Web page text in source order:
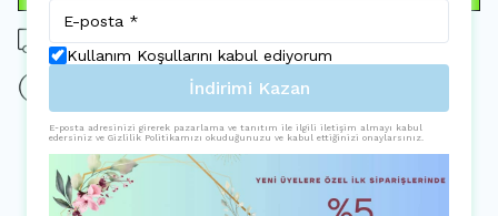
Tüm siparişlerde ücretsiz kargo
15 gün içinde iade değişim
Ürün Açıklaması
Kullanım Koşullarını kabul ediyorum
İndirimi Kazan
E-posta adresinizi girerek pazarlama ve tanıtım ile ilgili iletişim almayı kabul
edersiniz ve Gizlilik Politikamızı okuduğunuzu ve kabul ettiğinizi onaylarsınız.